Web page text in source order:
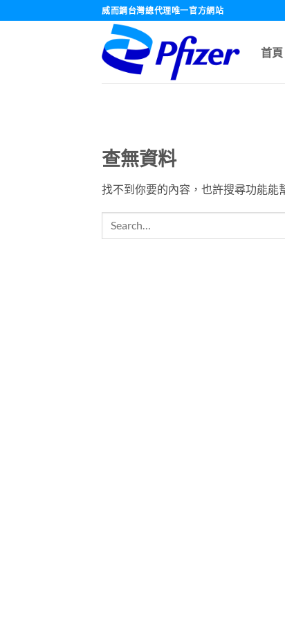
威而鋼台灣總代理唯一官方網站
首頁
查無資料
找不到你要的內容，也許搜尋功能能